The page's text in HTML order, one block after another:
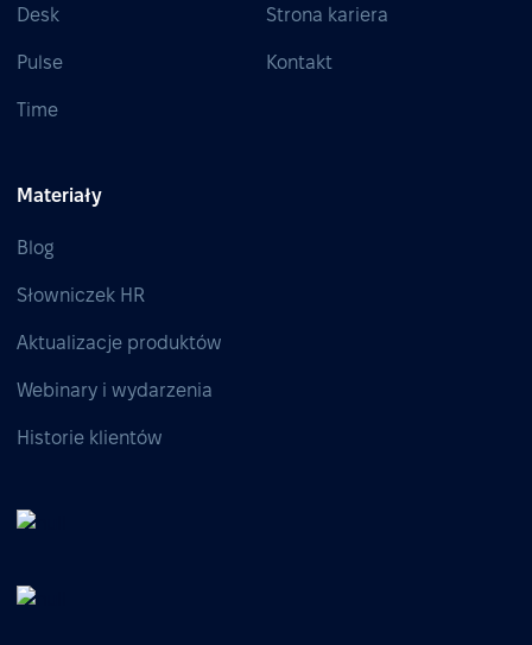
Desk
Pulse
Time
Strona kariera
Kontakt
Materiały
Blog
Słowniczek HR
Aktualizacje produktów
Webinary i wydarzenia
Historie klientów